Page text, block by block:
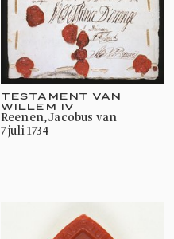
TESTAMENT VAN
WILLEM IV
Reenen, Jacobus van
7 juli 1734